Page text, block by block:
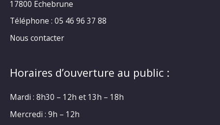
17800 Echebrune
Téléphone : 05 46 96 37 88
Nous contacter
Horaires d’ouverture au public :
Mardi : 8h30 – 12h et 13h – 18h
Mercredi : 9h – 12h